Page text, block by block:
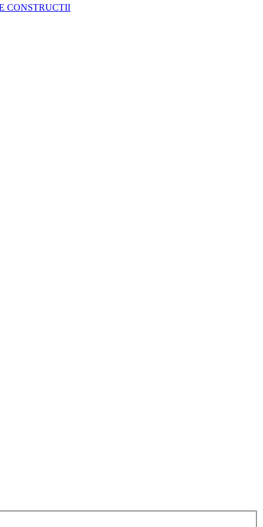
CONSTRUCTII